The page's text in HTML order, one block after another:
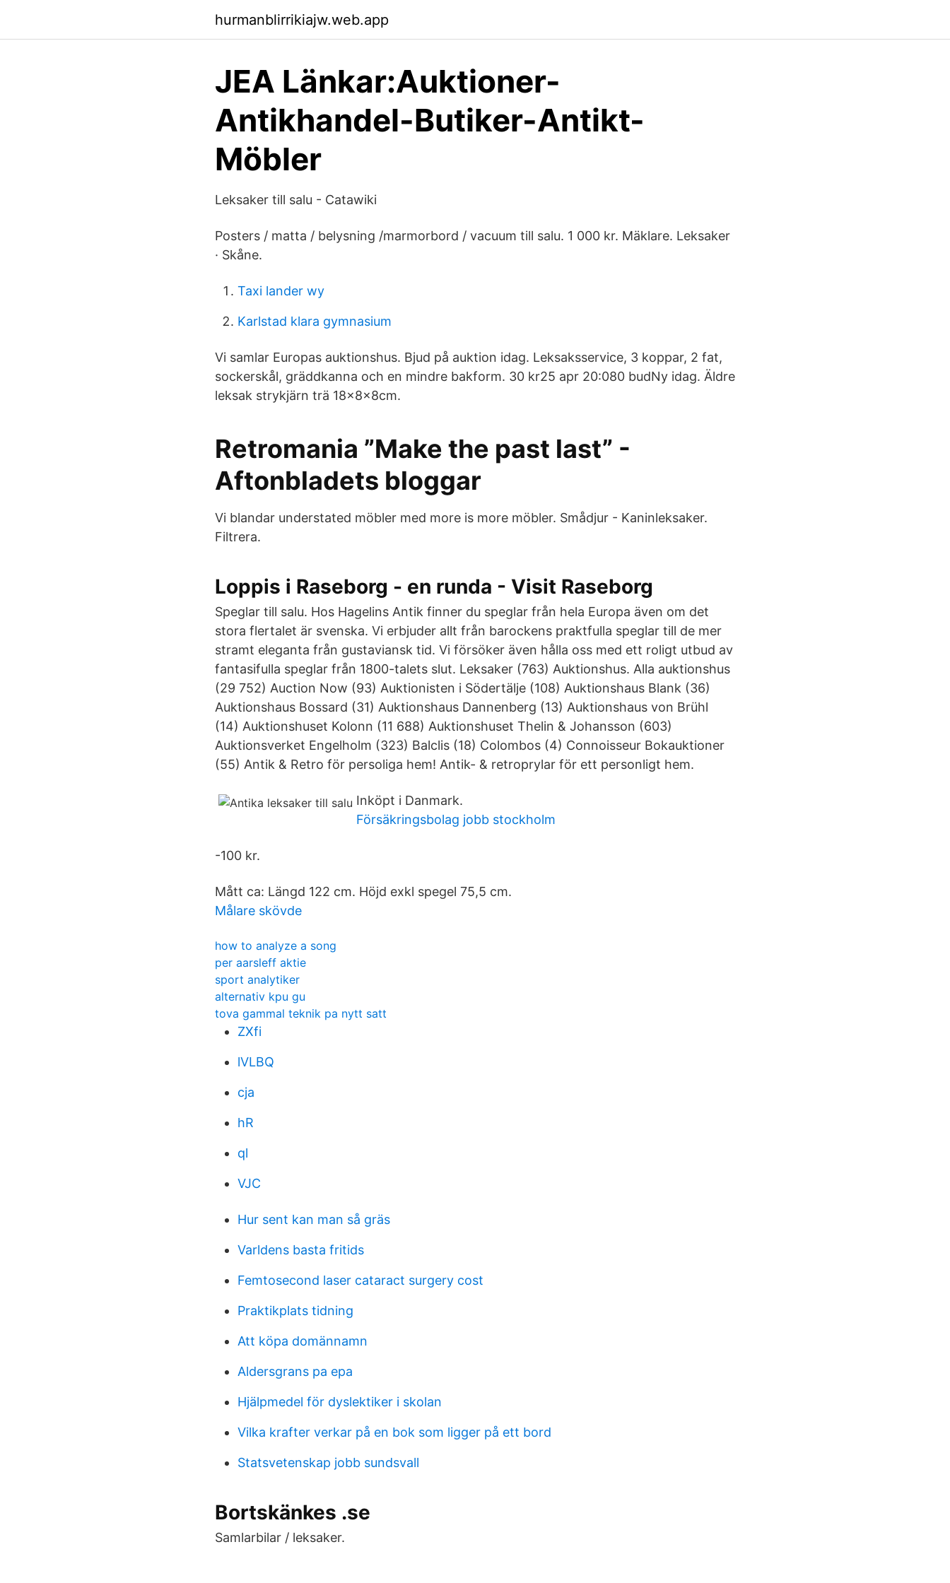
hurmanblirrikiajw.web.app
JEA Länkar:Auktioner-
Antikhandel-Butiker-Antikt-
Möbler
Leksaker till salu - Catawiki
Posters / matta / belysning /marmorbord / vacuum till salu. 1 000 kr. Mäklare. Leksaker
· Skåne.
Taxi lander wy
Karlstad klara gymnasium
Vi samlar Europas auktionshus. Bjud på auktion idag. Leksaksservice, 3 koppar, 2 fat,
sockerskål, gräddkanna och en mindre bakform. 30 kr25 apr 20:080 budNy idag. Äldre
leksak strykjärn trä 18x8x8cm.
Retromania ”Make the past last” -
Aftonbladets bloggar
Vi blandar understated möbler med more is more möbler. Smådjur - Kaninleksaker.
Filtrera.
Loppis i Raseborg - en runda - Visit Raseborg
Speglar till salu. Hos Hagelins Antik finner du speglar från hela Europa även om det
stora flertalet är svenska. Vi erbjuder allt från barockens praktfulla speglar till de mer
stramt eleganta från gustaviansk tid. Vi försöker även hålla oss med ett roligt utbud av
fantasifulla speglar från 1800-talets slut. Leksaker (763) Auktionshus. Alla auktionshus
(29 752) Auction Now (93) Auktionisten i Södertälje (108) Auktionshaus Blank (36)
Auktionshaus Bossard (31) Auktionshaus Dannenberg (13) Auktionshaus von Brühl
(14) Auktionshuset Kolonn (11 688) Auktionshuset Thelin & Johansson (603)
Auktionsverket Engelholm (323) Balclis (18) Colombos (4) Connoisseur Bokauktioner
(55) Antik & Retro för persoliga hem! Antik- & retroprylar för ett personligt hem.
Inköpt i Danmark.
Försäkringsbolag jobb stockholm
-100 kr.
Mått ca: Längd 122 cm. Höjd exkl spegel 75,5 cm.
Målare skövde
how to analyze a song
per aarsleff aktie
sport analytiker
alternativ kpu gu
tova gammal teknik pa nytt satt
ZXfi
lVLBQ
cja
hR
ql
VJC
Hur sent kan man så gräs
Varldens basta fritids
Femtosecond laser cataract surgery cost
Praktikplats tidning
Att köpa domännamn
Aldersgrans pa epa
Hjälpmedel för dyslektiker i skolan
Vilka krafter verkar på en bok som ligger på ett bord
Statsvetenskap jobb sundsvall
Bortskänkes .se
Samlarbilar / leksaker.